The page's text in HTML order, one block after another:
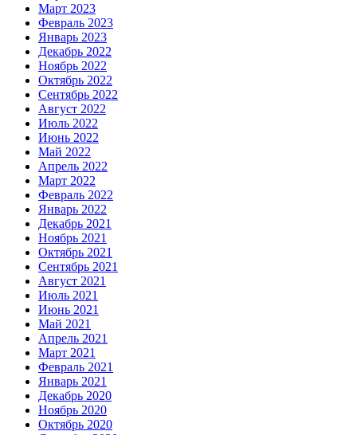
Март 2023
Февраль 2023
Январь 2023
Декабрь 2022
Ноябрь 2022
Октябрь 2022
Сентябрь 2022
Август 2022
Июль 2022
Июнь 2022
Май 2022
Апрель 2022
Март 2022
Февраль 2022
Январь 2022
Декабрь 2021
Ноябрь 2021
Октябрь 2021
Сентябрь 2021
Август 2021
Июль 2021
Июнь 2021
Май 2021
Апрель 2021
Март 2021
Февраль 2021
Январь 2021
Декабрь 2020
Ноябрь 2020
Октябрь 2020